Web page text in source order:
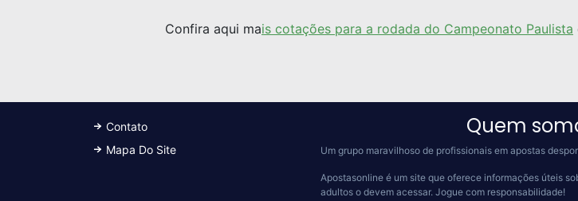
Confira aqui mais cotações para a rodada do Campeonato Paulista
Contato
Mapa Do Site
Quem
Um grupo maravilhoso de profissionais em apostas
Apostasonline é um site que oferece informações úteis
adultos o devem acessar. Jogue com responsabilidade!